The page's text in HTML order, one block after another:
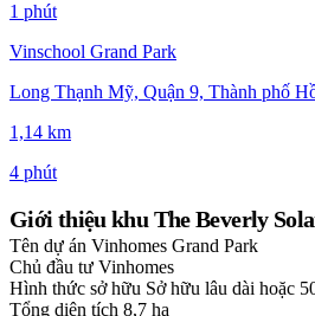
1 phút
Vinschool Grand Park
Long Thạnh Mỹ, Quận 9, Thành phố
1,14 km
4 phút
Giới thiệu khu The Beverly
Tên dự án Vinhomes Grand Park
Chủ đầu tư Vinhomes
Hình thức sở hữu Sở hữu lâu dài hoặc
Tổng diện tích 8,7 ha